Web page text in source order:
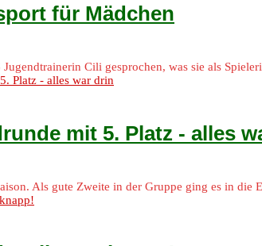
für Mädchen
Cili gesprochen, was sie als
mit 5. Platz - alles
Als gute Zweite in der Gruppe ging es in